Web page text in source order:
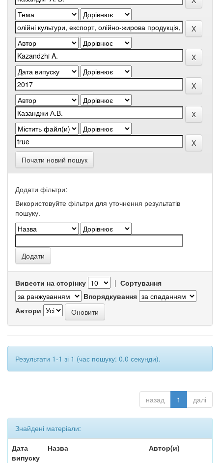
Почати новий пошук
Додати фільтри:
Використовуйте фільтри для уточнення результатів
пошуку.
Вивести на сторінку | Сортування
Впорядкування
Автори
Результати 1-1 зі 1 (час пошуку: 0.0 секунди).
назад 1 далі
Знайдені матеріали:
Дата
випуску
Назва Автор(и)